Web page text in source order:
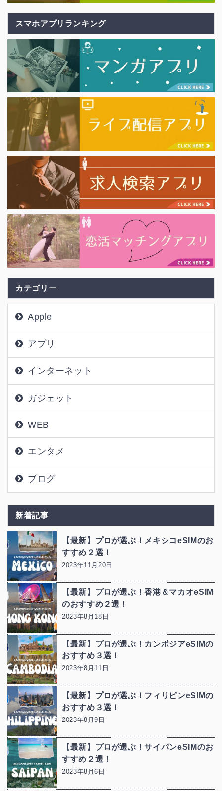
スマホアプリランキング
カテゴリー
Apple
アプリ
インターネット
ガジェット
WEB
エンタメ
ブログ
新着記事
【最新】プロが選ぶ！メキシコeSIMのお
すすめ２選！
2023年11月20日
【最新】プロが選ぶ！香港＆マカオeSIM
のおすすめ２選！
2023年8月18日
【最新】プロが選ぶ！カンボジアeSIMの
おすすめ３選！
2023年8月11日
【最新】プロが選ぶ！フィリピンeSIMの
おすすめ３選！
2023年8月9日
【最新】プロが選ぶ！サイパンeSIMのお
すすめ２選！
2023年8月6日